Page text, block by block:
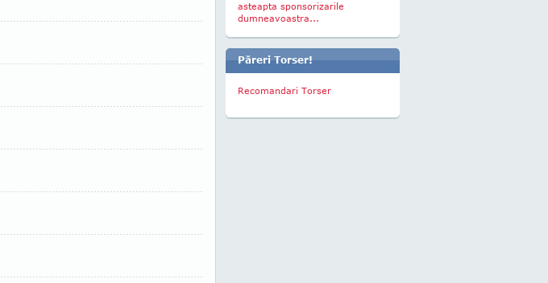
asteapta sponsorizarile
dumneavoastra...
Păreri Torser!
Recomandari Torser